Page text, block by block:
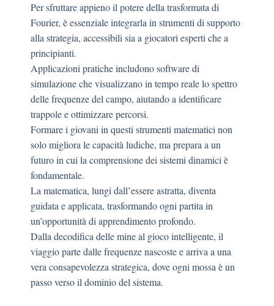
Per sfruttare appieno il potere della trasformata di
Fourier, è essenziale integrarla in strumenti di supporto
alla strategia, accessibili sia a giocatori esperti che a
principianti.
Applicazioni pratiche includono software di
simulazione che visualizzano in tempo reale lo spettro
delle frequenze del campo, aiutando a identificare
trappole e ottimizzare percorsi.
Formare i giovani in questi strumenti matematici non
solo migliora le capacità ludiche, ma prepara a un
futuro in cui la comprensione dei sistemi dinamici è
fondamentale.
La matematica, lungi dall’essere astratta, diventa
guidata e applicata, trasformando ogni partita in
un’opportunità di apprendimento profondo.
Dalla decodifica delle mine al gioco intelligente, il
viaggio parte dalle frequenze nascoste e arriva a una
vera consapevolezza strategica, dove ogni mossa è un
passo verso il dominio del sistema.